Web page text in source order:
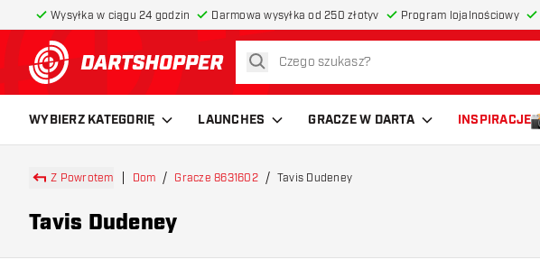
Wysyłka w ciągu 24 godzin Darmowa wysyłka od 250 złotyv Program lojalnościowy
powrót do strony głównej
szukaj
WYBIERZ KATEGORIĘ LAUNCHES GRACZE W DARTA INSPIRACJE
Z Powrotem Dom Gracze 8631602 Tavis Dudeney
Tavis Dudeney